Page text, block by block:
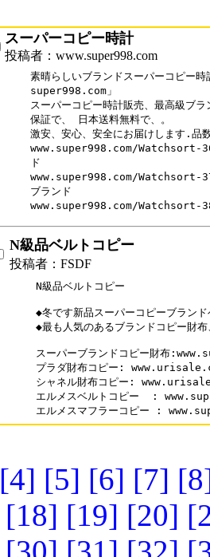
スーパーコピー時計
投稿者：www.super998.com
素晴らしいブランドスーパーコピー
super998.com」
スーパーコピー時計販売、最高級ブ
保証で、 日本送料無料で、。
激安、安心、安全にお届けします.品
www.super998.com/Watchsort-
ド
www.super998.com/Watchsort-
ブランド
www.super998.com/Watchsort-
N級品ベルトコピー
投稿者：FSDF
N級品ベルトコピー
◆冬です新品スーパーコピーブラン
◆最も人気のあるブランドコピー財
スーパーブランドコピー財布
プラダ財布コピー:
シャネル財布コピー:
エルメスベルトコピー  :
エルメスマフラーコピー :
[4] [5] [6] [7]
[18] [19] [20]